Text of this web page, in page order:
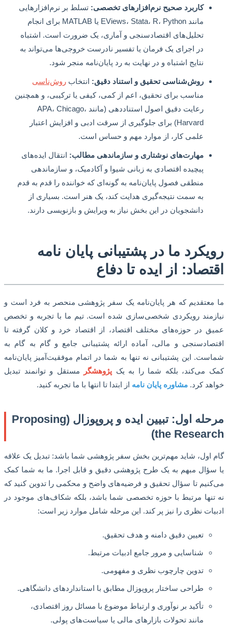
کاربرد صحیح نرم‌افزارهای تخصصی:تسلط بر نرم‌افزارهایی
مانند EViews، Stata، R، Python یا MATLAB برای انجام
تحلیل‌های اقتصادسنجی و آماری، یک ضرورت است. اشتباه
در اجرای یک فرمان یا تفسیر نادرست خروجی‌ها می‌تواند به
نتایج اشتباه و در نهایت به رد پایان‌نامه منجر شود.
روش‌شناسی تحقیق و استناد دقیق:انتخابروش‌ناسی
مناسب برای تحقیق، اعم از کمی، کیفی یا ترکیبی، و همچنین
رعایت دقیق اصول استناددهی (مانند APA، Chicago،
Harvard) برای جلوگیری از سرقت ادبی و افزایش اعتبار
علمی کار، از موارد مهم و حساس است.
مهارت‌های نوشتاری و سازماندهی مطالب:انتقال ایده‌های
پیچیده اقتصادی به زبانی شیوا و آکادمیک، و سازماندهی
منطقی فصول پایان‌نامه به گونه‌ای که خواننده را قدم به قدم
به سمت نتیجه‌گیری هدایت کند، یک هنر است. بسیاری از
دانشجویان در این بخش نیاز به ویرایش و بازنویسی دارند.
ما در پشتیبانی پایان نامه
از ایده تا دفاع
که هر پایان‌نامه یک سفر پژوهشی منحصر به فرد است و
رویکردی شخصی‌سازی شده است. تیم ما با تجربه و تخصص
در حوزه‌های مختلف اقتصاد، از اقتصاد خرد و کلان گرفته تا
و مالی، آماده ارائه پشتیبانی جامع و گام به گام به
این پشتیبانی نه تنها به شما در اتمام موفقیت‌آمیز پایان‌نامه
می‌کند، بلکه شما را به یک پژوهشگرمستقل و توانمند تبدیل
کرد. مشاوره پایان نامهاز ابتدا تا انتها با ما تجربه کنید.
مرحله اول: تبیین ایده و پروپوزال (Proposing
the
اول، شاید مهم‌ترین بخش سفر پژوهشی شما باشد: تبدیل یک علاقه
مبهم به یک طرح پژوهشی دقیق و قابل اجرا. ما به شما کمک
تا سؤال تحقیق و فرضیه‌های واضح و محکمی را تدوین کنید که
مرتبط با حوزه تخصصی شما باشد، بلکه شکاف‌های موجود در
نظری را نیز پر کند. این مرحله شامل موارد زیر است:
تعیین دقیق دامنه و هدف تحقیق.
شناسایی و مرور جامع ادبیات مرتبط.
تدوین چارچوب نظری و مفهومی.
طراحی ساختار پروپوزال مطابق با استانداردهای دانشگاهی.
تأکید بر نوآوری و ارتباط موضوع با مسائل روز اقتصادی،
مانند تحولات بازارهای مالی یا سیاست‌های پولی.